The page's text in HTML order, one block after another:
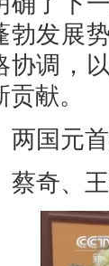
勃发展
协调，
贡献。
两国元
蔡奇、